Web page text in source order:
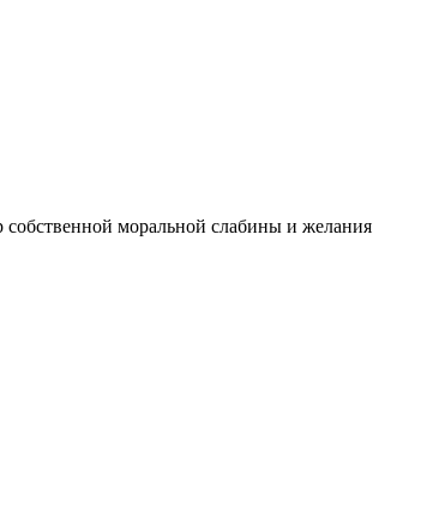
собственной моральной слабины и желания